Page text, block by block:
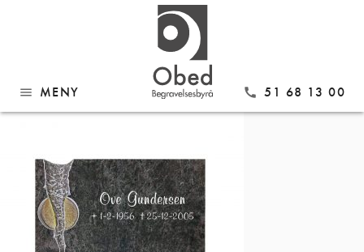
menu MENY call 51 68 13 00
Modell 1030 med navn